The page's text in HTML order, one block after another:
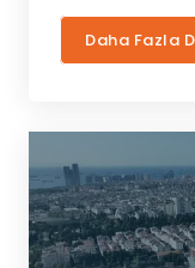
Daha Fazla